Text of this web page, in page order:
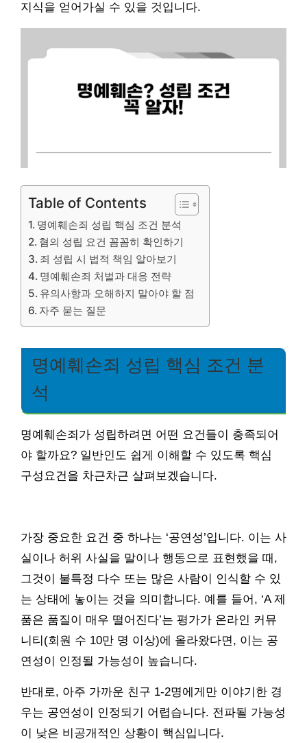
지식을 얻어가실 수 있을 것입니다.
Table of Contents
명예훼손죄 성립 핵심 조건 분석
혐의 성립 요건 꼼꼼히 확인하기
죄 성립 시 법적 책임 알아보기
명예훼손죄 처벌과 대응 전략
유의사항과 오해하지 말아야 할 점
자주 묻는 질문
명예훼손죄 성립 핵심 조건 분
석
명예훼손죄가 성립하려면 어떤 요건들이 충족되어
야 할까요? 일반인도 쉽게 이해할 수 있도록 핵심
구성요건을 차근차근 살펴보겠습니다.
가장 중요한 요건 중 하나는 ‘공연성’입니다. 이는 사
실이나 허위 사실을 말이나 행동으로 표현했을 때,
그것이 불특정 다수 또는 많은 사람이 인식할 수 있
는 상태에 놓이는 것을 의미합니다. 예를 들어, ‘A 제
품은 품질이 매우 떨어진다’는 평가가 온라인 커뮤
니티(회원 수 10만 명 이상)에 올라왔다면, 이는 공
연성이 인정될 가능성이 높습니다.
반대로, 아주 가까운 친구 1-2명에게만 이야기한 경
우는 공연성이 인정되기 어렵습니다. 전파될 가능성
이 낮은 비공개적인 상황이 핵심입니다.